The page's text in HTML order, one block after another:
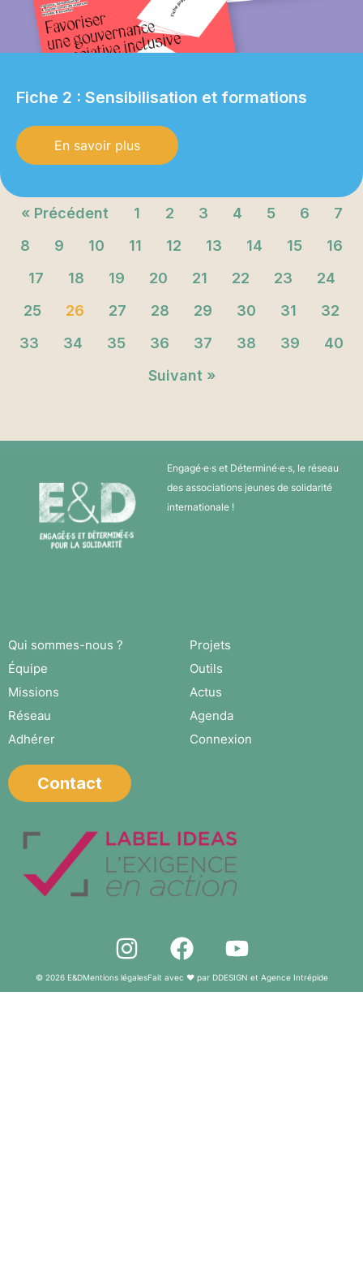
Fiche 2 : Sensibilisation et formations
En savoir plus
« Précédent 1 2 3 4 5 6
7
8
9 10 11 12 13 14 15
16
17
18 19 20 21 22 23
24
25
26 27 28 29 30 31
32
33
34 35 36 37 38 39
40
Suivant »
Engagé·e·s et Déterminé·e·s, le réseau
des associations jeunes de solidarité
internationale !
Qui sommes-nous ?
Équipe
Missions
Réseau
Adhérer
Projets
Outils
Actus
Agenda
Connexion
Contact
© 2026 E&DMentions légalesFait avec ❤️ par DDESIGN et Agence Intrépide